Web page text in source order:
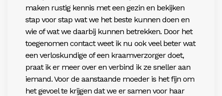
maken rustig kennis met een gezin en bekijken
stap voor stap wat we het beste kunnen doen en
wie of wat we daarbij kunnen betrekken. Door het
toegenomen contact weet ik nu ook veel beter wat
een verloskundige of een kraamverzorger doet,
praat ik er meer over en verbind ik ze sneller aan
iemand. Voor de aanstaande moeder is het fijn om
het gevoel te krijgen dat we er samen voor haar